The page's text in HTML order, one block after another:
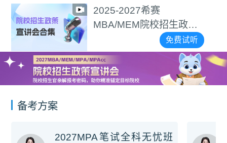
2025-2027希赛
MBA/MEM院校招生政策
免费试听
备考方案
2027MPA笔试全科无忧班